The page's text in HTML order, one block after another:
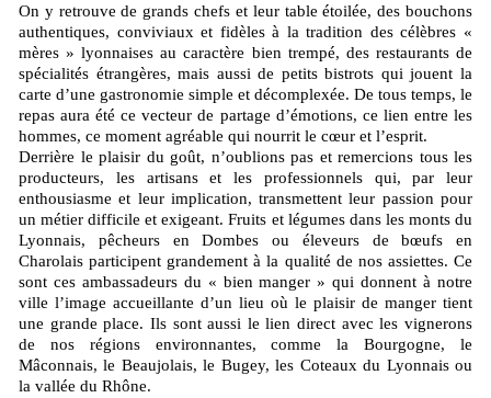
On y retrouve de grands chefs et leur table étoilée, des bouchons
authentiques, conviviaux et fidèles à la tradition des célèbres «
mères » lyonnaises au caractère bien trempé, des restaurants de
spécialités étrangères, mais aussi de petits bistrots qui jouent la
carte d’une gastronomie simple et décomplexée. De tous temps, le
repas aura été ce vecteur de partage d’émotions, ce lien entre les
hommes, ce moment agréable qui nourrit le cœur et l’esprit.
Derrière le plaisir du goût, n’oublions pas et remercions tous les
producteurs, les artisans et les professionnels qui, par leur
enthousiasme et leur implication, transmettent leur passion pour
un métier difficile et exigeant. Fruits et légumes dans les monts du
Lyonnais, pêcheurs en Dombes ou éleveurs de bœufs en
Charolais participent grandement à la qualité de nos assiettes. Ce
sont ces ambassadeurs du « bien manger » qui donnent à notre
ville l’image accueillante d’un lieu où le plaisir de manger tient
une grande place. Ils sont aussi le lien direct avec les vignerons
de nos régions environnantes, comme la Bourgogne, le
Mâconnais, le Beaujolais, le Bugey, les Coteaux du Lyonnais ou
la vallée du Rhône.